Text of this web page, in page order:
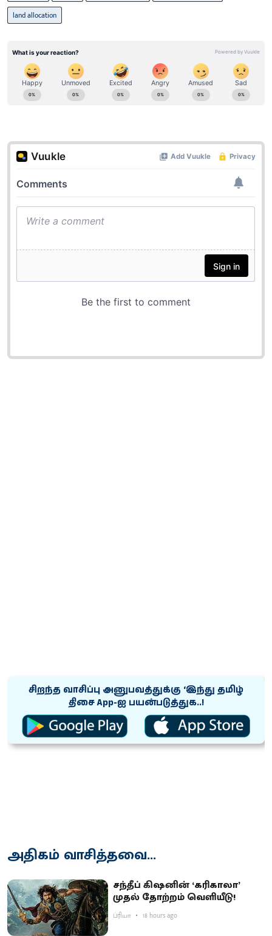
land allocation
சிறந்த வாசிப்பு அனுபவத்துக்கு ‘இந்து தமிழ்
திசை App-ஐ பயன்படுத்துக..!
அதிகம் வாசித்தவை...
சந்தீப் கிஷனின் ‘கரிகாலா’
முதல் தோற்றம் வெளியீடு!
ப்ரியா 18 hours ago